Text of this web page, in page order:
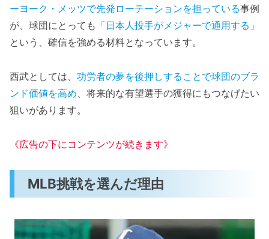
ーヨーク・メッツで先発ローテーションを担っている事例
が、球団にとっても 「日本人投手がメジャーで通用する」
という、確信を強める材料となっています。
西武としては、 功労者の夢を後押しすることで球団のブラ
ンド価値を高め、将来的な有望選手の獲得にもつなげたい
狙いがあります。
《広告の下にコンテンツが続きます》
MLB挑戦を選んだ理由